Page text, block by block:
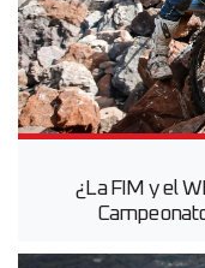
¿La FIM y el